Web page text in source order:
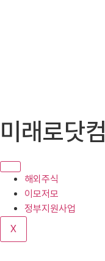
텐
로
기
미래로닷컴
해외주식
이모저모
정부지원사업
X